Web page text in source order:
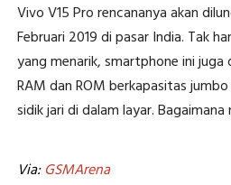
Vivo V15 Pro rencananya akan
Februari 2019 di pasar India. Tak
yang menarik, smartphone ini juga
RAM dan ROM berkapasitas
sidik jari di dalam layar. Bagaimana
Via:GSMArena